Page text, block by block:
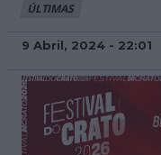
ÚLTIMAS
9 Abril, 2024 - 22:01